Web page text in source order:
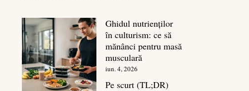
Ghid
complet
pentru
deltoizi
3D
Ghidul nutrienților
în culturism: ce să
mănânci pentru masă
musculară
iun. 4, 2026
Pe scurt (TL;DR)